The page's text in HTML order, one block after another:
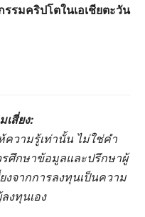
รมคริปโตในเอเชียตะวัน
เสี่ยง:
วามรู้เท่านั้น ไม่ใช่คำ
ศึกษาข้อมูลและปรึกษาผู้
จากการลงทุนเป็นความ
งทุนเอง